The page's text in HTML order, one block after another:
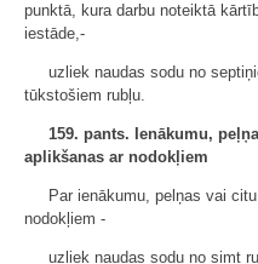
punktā, kura darbu noteiktā
iestāde,-
uzliek naudas sodu no
tūkstošiem rubļu.
159. pants. Ienākumu,
aplikšanas ar nodokļiem
Par ienākumu, pelņas vai
nodokļiem -
uzliek naudas sodu no simt